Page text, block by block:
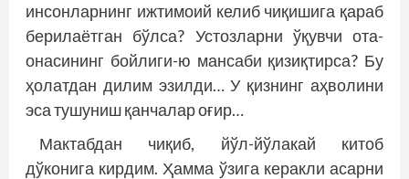
инсонларнинг ижтимоий келиб чиқишига қараб
берилаётган бўлса? Устозларни ўқувчи ота-
онасининг бойлиги-ю мансаби қизиқтирса? Бу
ҳолатдан дилим эзилди… У қизнинг аҳволини
эса тушуниш қанчалар оғир…
Мактабдан чиқиб, йўл-йўлакай китоб
дўконига кирдим. Ҳамма ўзига керакли асарни